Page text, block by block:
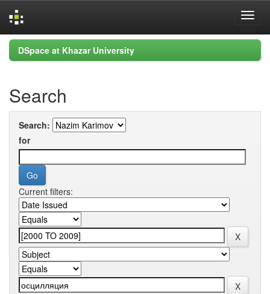
Skip
navigation
DSpace at Khazar University
Search
Search:
for
Current filters: